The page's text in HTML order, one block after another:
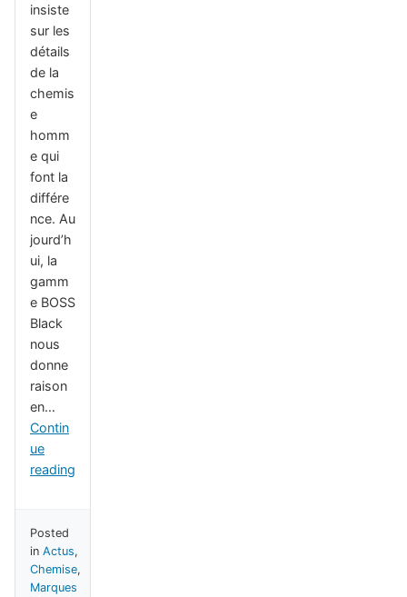
insiste
sur les
détails
de la
chemis
e
homm
e qui
font la
différe
nce. Au
jourd’h
ui, la
gamm
e BOSS
Black
nous
donne
raison
en…
Contin
ue
reading
Posted
in Actus,
Chemise,
Marques